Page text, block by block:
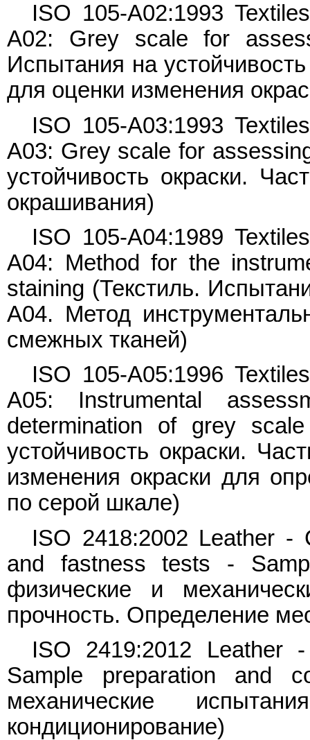
ISO 105-A02:1993
A02: Grey scale for
Испытания на
для оценки изменения
ISO 105-A03:1993
A03: Grey scale for
устойчивость окраски.
окрашивания)
ISO 105-A04:1989
A04: Method for the
staining (Текстиль.
A04. Метод
смежных тканей)
ISO 105-A05:1996
A05: Instrumental
determination of grey
устойчивость окраски.
изменения окраски для
по серой шкале)
ISO 2418:2002 Leather -
and fastness tests -
физические и
прочность. Определение
ISO 2419:2012 Leather
Sample preparation and
механические
кондиционирование)